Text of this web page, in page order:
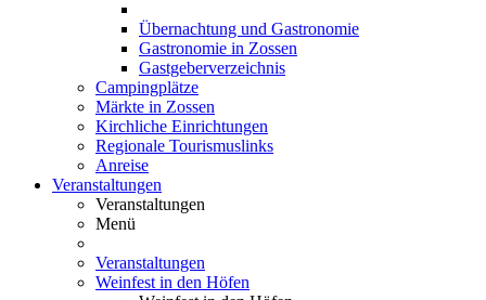
Übernachtung und Gastronomie
Gastronomie in Zossen
Gastgeberverzeichnis
Campingplätze
Märkte in Zossen
Kirchliche Einrichtungen
Regionale Tourismuslinks
Anreise
Veranstaltungen
Veranstaltungen
Menü
Veranstaltungen
Weinfest in den Höfen